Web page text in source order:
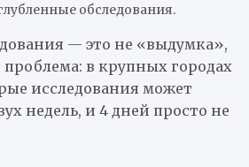
обследования.
— это не «выдумка»,
проблема: в крупных городах
исследования может
недель, и 4 дней просто не